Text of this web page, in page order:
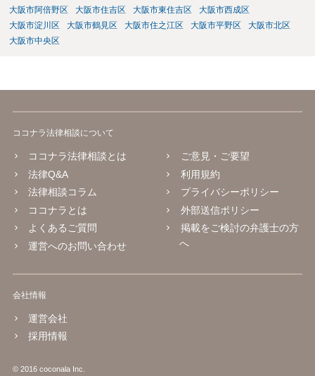
大阪市阿倍野区
大阪市住吉区 大阪市東住吉区
大阪市西成区
大阪市淀川区
大阪市鶴見区 大阪市住之江区 大阪市平野区
大阪市北区
大阪市中央区
ココナラ法律相談について
ココナラ法律相談とは
法律Q&A
法律相談コラム
ココナラとは
よくあるご質問
運営へのお問い合わせ
ご意見・ご要望
利用規約
プライバシーポリシー
外部送信ポリシー
掲載をご検討の弁護士の方
へ
会社情報
運営会社
採用情報
© 2016 coconala Inc.